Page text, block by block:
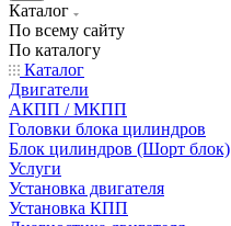
Каталог
По всему сайту
По каталогу
Каталог
Двигатели
АКПП / МКПП
Головки блока цилиндров
Блок цилиндров (Шорт блок)
Услуги
Установка двигателя
Установка КПП